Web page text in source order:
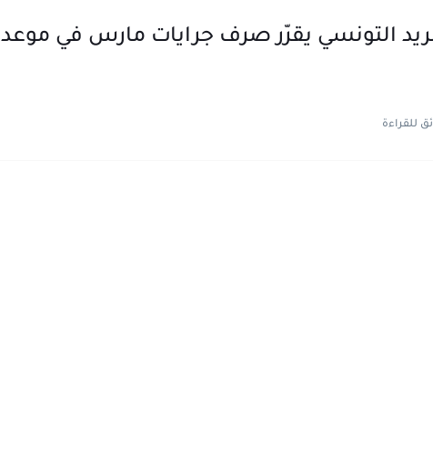
التونسي يقرّر صرف جرايات مارس في موعد